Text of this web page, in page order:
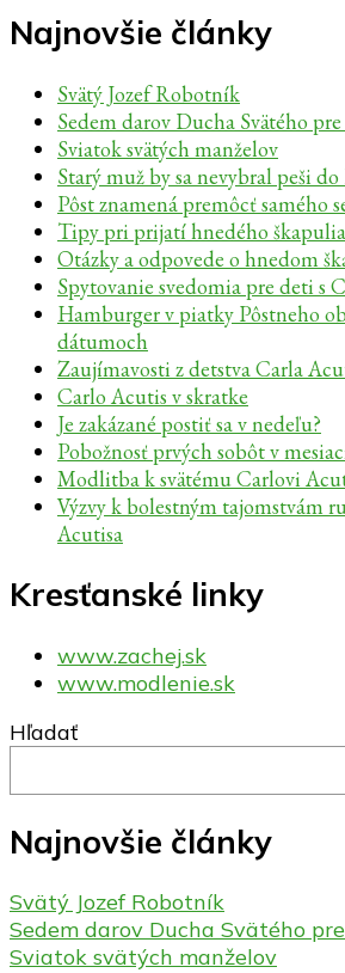
Najnovšie články
Svätý Jozef Robotník
Sedem darov Ducha Svätého
Sviatok svätých manželov
Starý muž by sa nevybral peši
Pôst znamená premôcť samého
Tipy pri prijatí hnedého
Otázky a odpovede o hnedom
Spytovanie svedomia pre deti s
Hamburger v piatky Pôstneho
dátumoch
Zaujímavosti z detstva Carla
Carlo Acutis v skratke
Je zakázané postiť sa v nedeľu?
Pobožnosť prvých sobôt v
Modlitba k svätému Carlovi
Výzvy k bolestným tajomstvám
Acutisa
Kresťanské linky
www.zachej.sk
www.modlenie.sk
Hľadať
Najnovšie články
Svätý Jozef Robotník
Sedem darov Ducha Svätého
Sviatok svätých manželov